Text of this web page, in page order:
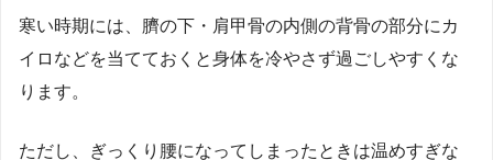
寒い時期には、臍の下・肩甲骨の内側の背骨の部分にカ
イロなどを当てておくと身体を冷やさず過ごしやすくな
ります。
ただし、ぎっくり腰になってしまったときは温めすぎな